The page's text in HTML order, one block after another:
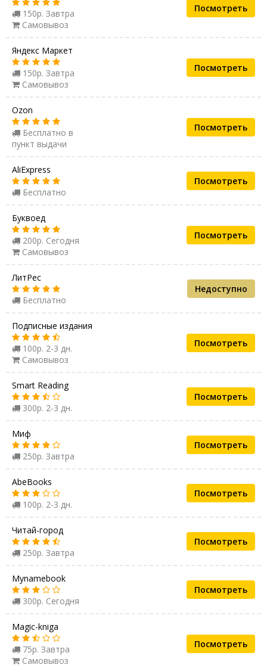
150р. Завтра
Самовывоз
Посмотреть
Яндекс Маркет
150р. Завтра
Самовывоз
Посмотреть
Ozon
Бесплатно в
пункт выдачи
Посмотреть
AliExpress
Бесплатно
Посмотреть
Буквоед
200р. Сегодня
Самовывоз
Посмотреть
ЛитРес
Бесплатно
Недоступно
Подписные издания
100р. 2-3 дн.
Самовывоз
Посмотреть
Smart Reading
300р. 2-3 дн.
Посмотреть
Миф
250р. Завтра
Посмотреть
AbeBooks
100р. 2-3 дн.
Посмотреть
Читай-город
250р. Завтра
Посмотреть
Mynamebook
300р. Сегодня
Посмотреть
Magic-kniga
75р. Завтра
Самовывоз
Посмотреть